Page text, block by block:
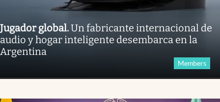
Jugador global.Un fabricante internacional de
audio y hogar inteligente desembarca en la
Argentina
Members